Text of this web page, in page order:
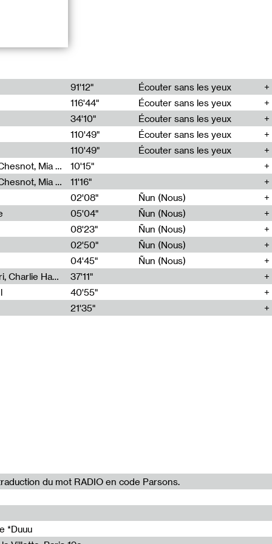
réunit
des histoires
récit sériel
des
à la
en chef de la
91'12"
Écouter sans les yeux
116'44"
Écouter sans les yeux
34'10"
Écouter sans les yeux
110'49"
Écouter sans les yeux
110'49"
Écouter sans les yeux
Théo Robine-Langlois, Emilien Chesnot, Mia Trabalon
10'15"
Théo Robine-Langlois, Emilien Chesnot, Mia Trabalon
11'16"
02'08"
Ñun (Nous)
05'04"
Ñun (Nous)
08'23"
Ñun (Nous)
02'50"
Ñun (Nous)
04'45"
Ñun (Nous)
Corentin Canesson, Julien Tiberi, Charlie Hamish Jeffery
37'11"
40'55"
21'35"
du mot RADIO en code Parsons.
*Duuu